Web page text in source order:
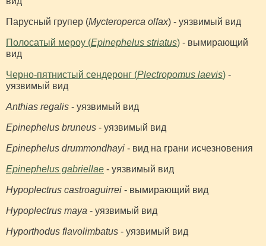
Парусный групер (Mycteroperca olfax) - уязвимый вид
Полосатый мероу (Epinephelus striatus) - вымирающий
вид
Черно-пятнистый сендеронг (Plectropomus laevis) -
уязвимый вид
Anthias regalis - уязвимый вид
Epinephelus bruneus - уязвимый вид
Epinephelus drummondhayi - вид на грани исчезновения
Epinephelus gabriellae - уязвимый вид
Hypoplectrus castroaguirrei - вымирающий вид
Hypoplectrus maya - уязвимый вид
Hyporthodus flavolimbatus - уязвимый вид